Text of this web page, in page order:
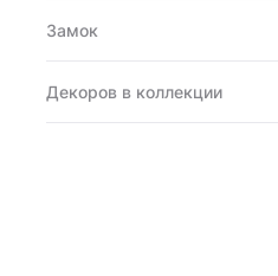
Замок
Декоров в коллекции